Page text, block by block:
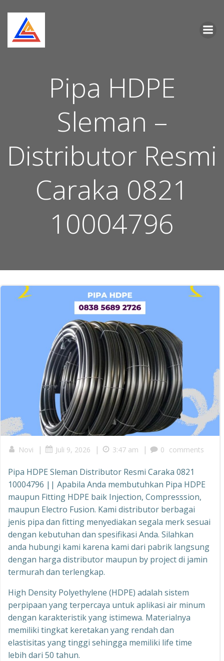
Pipa HDPE
Sleman –
Distributor Resmi
Caraka 0821
10004796
Novi | Juli 9, 2026 | 3:47 am | 0 comments
Pipa HDPE Sleman Distributor Resmi Caraka 0821
10004796 || Apabila Anda membutuhkan Pipa HDPE
maupun Fitting HDPE baik Injection, Compresssion,
maupun Electro Fusion. Kami distributor berbagai
jenis pipa dan fitting menyediakan segala merk sesuai
dengan kebutuhan dan spesifikasi Anda. Silahkan
anda hubungi kami karena kami dari pabrik langsung
dengan harga distributor maupun by project di jamin
termurah dan terlengkap.
High Density Polyethylene (HDPE) adalah sistem
perpipaan yang terpercaya untuk aplikasi air minum
dengan karakteristik yang istimewa. Materialnya
memiliki tingkat keretakan yang rendah dan
elastisitas yang tinggi sehingga memiliki life time
lebih dari 50 tahun.